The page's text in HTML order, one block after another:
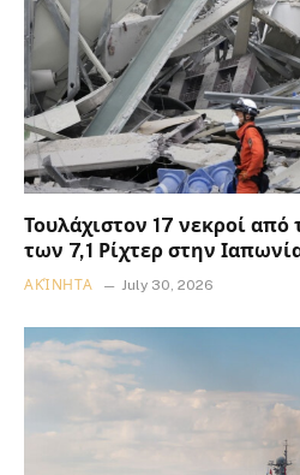
Τουλάχιστον 17 νεκροί από
των 7,1 Ρίχτερ στην
ΑΚΊΝΗΤΑ July 30, 2026